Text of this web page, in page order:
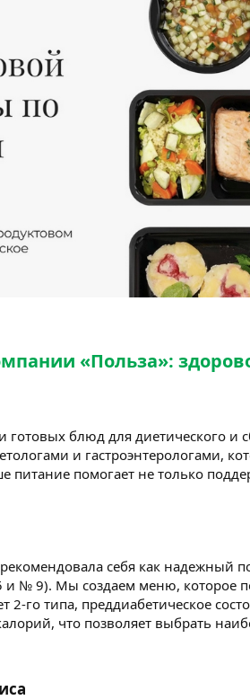
«Польза»:
готовых блюд для диетического
и гастроэнтерологами,
помогает не только
себя как надежный
№ 9). Мы создаем меню, которое
2-го типа, преддиабетическое
что позволяет выбрать